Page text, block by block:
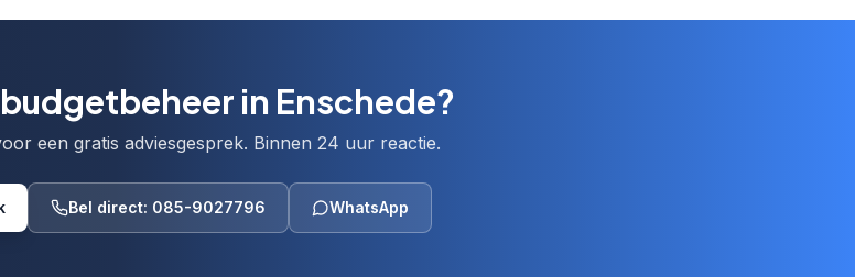
in Enschede?
een gratis adviesgesprek. Binnen 24 uur reactie.
Bel direct: 085-9027796 WhatsApp